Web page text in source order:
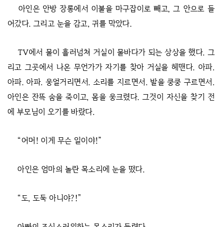
아인은 안방 장롱에서 이불을 마구잡이로 빼고, 그 안으로 들
어갔다. 그리고 눈을 감고, 귀를 막았다.
TV에서 물이 흘러넘쳐 거실이 물바다가 되는 상상을 했다. 그
리고 그곳에서 나온 무언가가 자기를 찾아 거실을 헤맨다. 아파.
아파. 아파. 웅얼거리면서. 소리를 지르면서. 발을 쿵쿵 구르면서.
아인은 잔뜩 숨을 죽이고, 몸을 웅크렸다. 그것이 자신을 찾기 전
에 부모님이 오기를 바랐다.
“어머! 이게 무슨 일이야!”
아인은 엄마의 놀란 목소리에 눈을 떴다.
“도, 도둑 아니야?!”